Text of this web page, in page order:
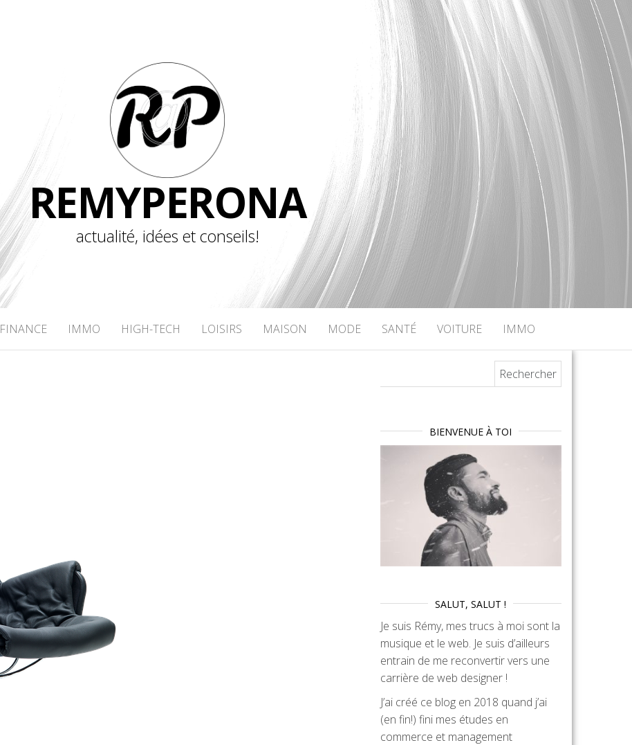
REMYPERONA
actualité, idées et conseils!
FINANCE IMMO HIGH-TECH LOISIRS MAISON MODE SANTÉ VOITURE IMMO
BIENVENUE À TOI
SALUT, SALUT !
Je suis Rémy, mes trucs à moi sont la
musique et le web. Je suis d’ailleurs
entrain de me reconvertir vers une
carrière de web designer !
J’ai créé ce blog en 2018 quand j’ai
(en fin!) fini mes études en
commerce et management